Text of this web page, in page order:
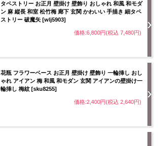
タペストリー お正月 壁掛け 壁飾り おしゃれ 和風 和モダ
ン 麻 縦長 和室 松竹梅 廊下 玄関 かわいい 手描き 細タペ
ストリー 破魔矢 [wlj5903]
価格:6,800円(税込 7,480円)
花瓶 フラワーベース お正月 壁掛け 壁飾り 一輪挿し おし
ゃれ アイアン 梅 和風 和モダン 玄関 アイアンの壁掛け一
輪挿し 梅紋 [sku8255]
価格:2,400円(税込 2,640円)